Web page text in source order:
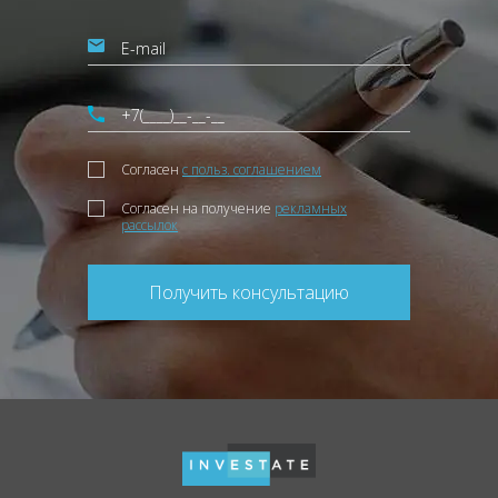
Согласен с польз. соглашением
Согласен на получение рекламных
рассылок
Получить консультацию